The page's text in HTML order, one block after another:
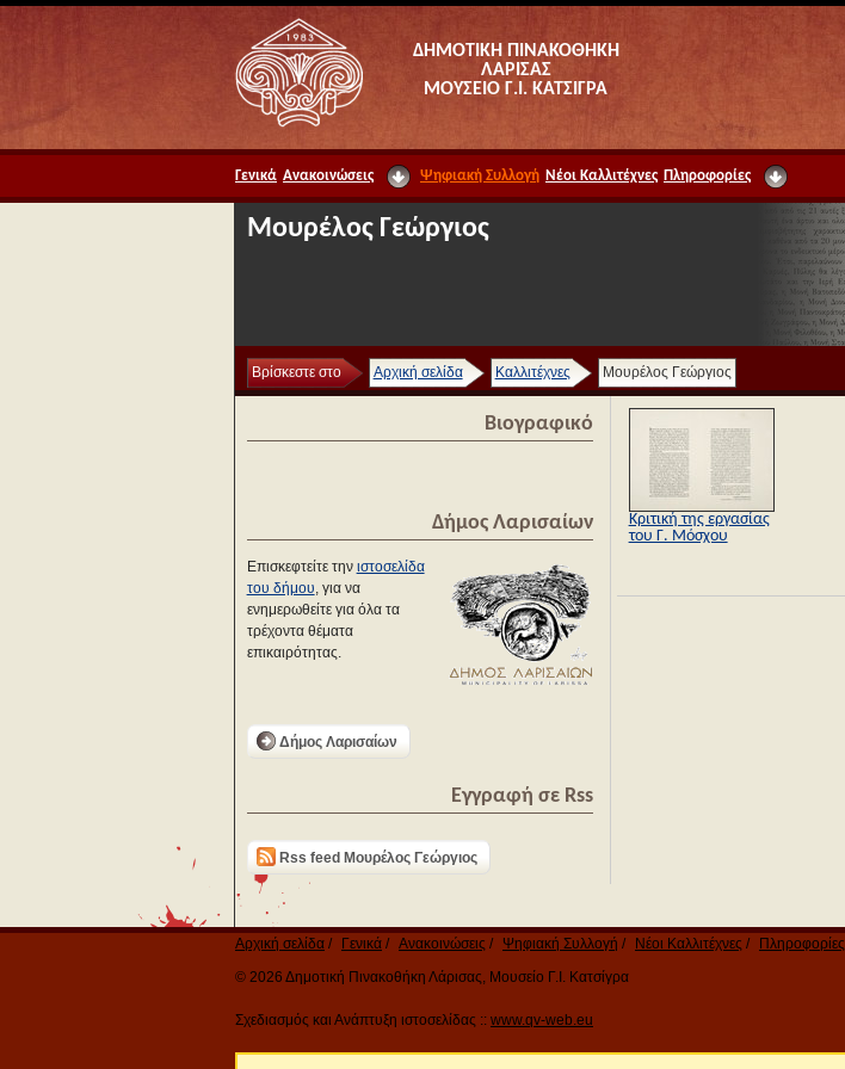
ΔΗΜΟΤΙΚΗ ΠΙΝΑΚΟΘΗΚΗ
ΛΑΡΙΣΑΣ
ΜΟΥΣΕΙΟ Γ.Ι. ΚΑΤΣΙΓΡΑ
Γενικά Ανακοινώσεις Ψηφιακή Συλλογή Νέοι Καλλιτέχνες Πληροφορίες
Μουρέλος Γεώργιος
Βρίσκεστε στο Αρχική σελίδα Καλλιτέχνες Μουρέλος Γεώργιος
Βιογραφικό
Δήμος Λαρισαίων
Επισκεφτείτε την ιστοσελίδα
του δήμου, για να
ενημερωθείτε για όλα τα
τρέχοντα θέματα
επικαιρότητας.
Δήμος Λαρισαίων
Εγγραφή σε Rss
Rss feed Μουρέλος Γεώργιος
Κριτική της εργασίας
του Γ. Μόσχου
Αρχική σελίδα Γενικά Ανακοινώσεις Ψηφιακή Συλλογή Νέοι Καλλιτέχνες
Πληροφορίες
© 2026 Δημοτική Πινακοθήκη Λάρισας, Μουσείο Γ.Ι. Κατσίγρα
Σχεδιασμός και Ανάπτυξη ιστοσελίδας :: www.qv-web.eu